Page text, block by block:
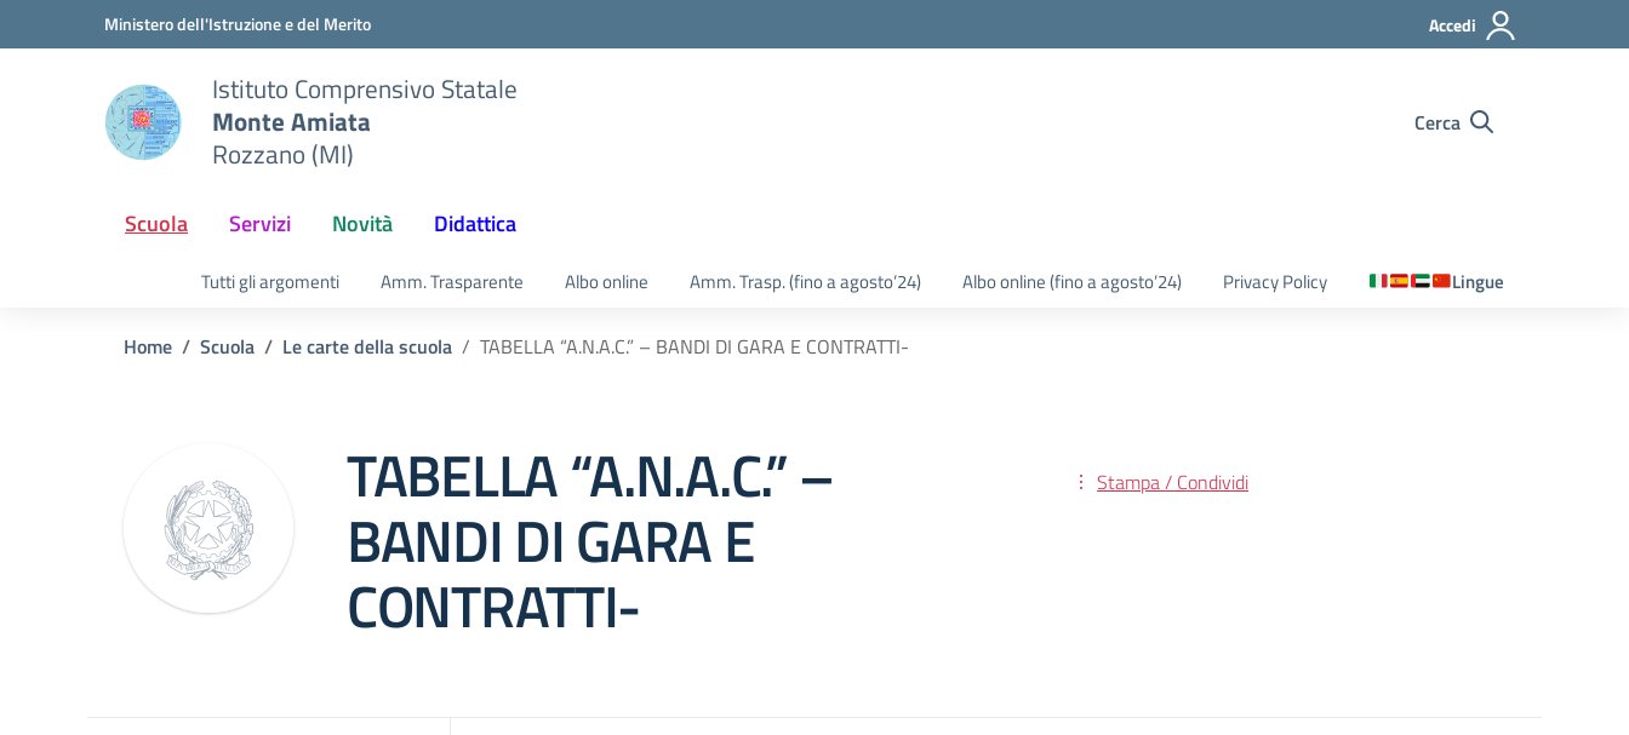
Vai ai contenuti
Vai al menu di navigazioneMinistero dell'Istruzione e del Merito Accedi
Istituto Comprensivo Statale
Monte Amiata
Rozzano (MI)
Cerca
Scuola Servizi Novità Didattica
Tutti gli argomenti Amm. Trasparente Albo online Amm. Trasp. (fino a agosto’24) Albo online (fino a agosto’24) Privacy Policy Lingue
Home Scuola Le carte della scuola TABELLA “A.N.A.C.” – BANDI DI GARA E CONTRATTI-
TABELLA “A.N.A.C.” –
BANDI DI GARA E
CONTRATTI-
Stampa / Condividi